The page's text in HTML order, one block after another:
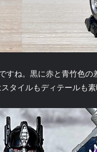
ね。黒に赤と青竹色
タイルもディテールも